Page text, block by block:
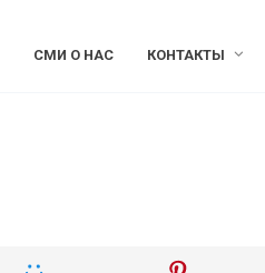
СМИ О НАС КОНТАКТЫ